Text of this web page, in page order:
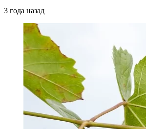
3 года назад